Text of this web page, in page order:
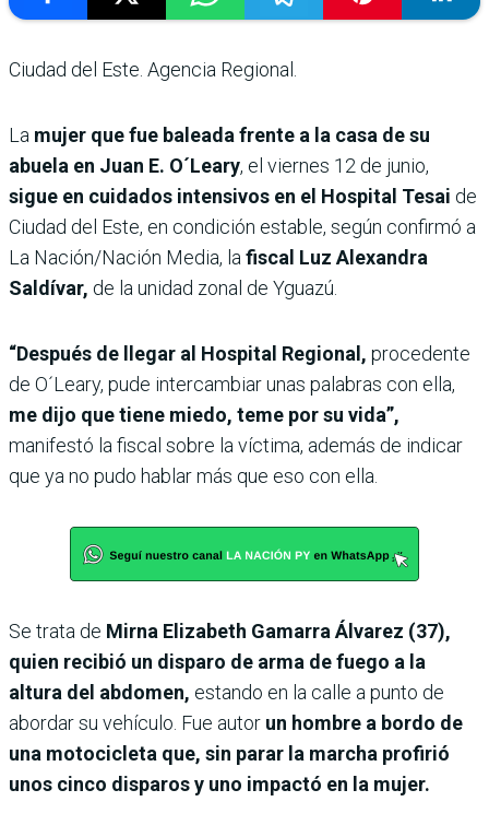
Ciudad del Este. Agencia Regional.
La mujer que fue baleada frente a la casa de su
abuela en Juan E. O´Leary, el viernes 12 de junio,
sigue en cuidados intensivos en el Hospital Tesai de
Ciudad del Este, en condición estable, según confirmó a
La Nación/Nación Media, la fiscal Luz Alexandra
Saldívar, de la unidad zonal de Yguazú.
“Después de llegar al Hospital Regional, procedente
de O´Leary, pude intercambiar unas palabras con ella,
me dijo que tiene miedo, teme por su vida”,
manifestó la fiscal sobre la víctima, además de indicar
que ya no pudo hablar más que eso con ella.
Se trata de Mirna Elizabeth Gamarra Álvarez (37),
quien recibió un disparo de arma de fuego a la
altura del abdomen, estando en la calle a punto de
abordar su vehículo. Fue autor un hombre a bordo de
una motocicleta que, sin parar la marcha profirió
unos cinco disparos y uno impactó en la mujer.